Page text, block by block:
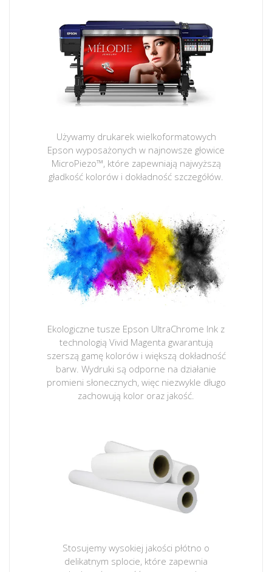
Używamy drukarek wielkoformatowych
Epson wyposażonych w najnowsze głowice
MicroPiezo™, które zapewniają najwyższą
gładkość kolorów i dokładność szczegółów.
Ekologiczne tusze Epson UltraChrome Ink z
technologią Vivid Magenta gwarantują
szerszą gamę kolorów i większą dokładność
barw. Wydruki są odporne na działanie
promieni słonecznych, więc niezwykle długo
zachowują kolor oraz jakość.
Stosujemy wysokiej jakości płótno o
delikatnym splocie, które zapewnia